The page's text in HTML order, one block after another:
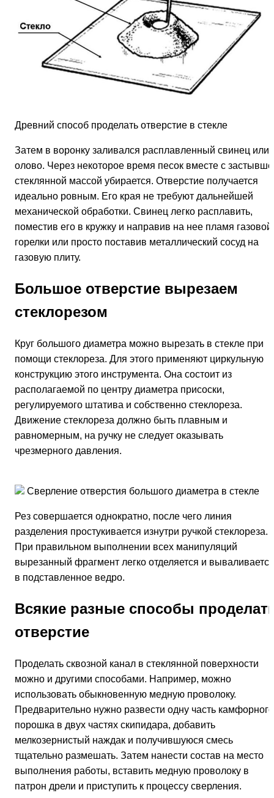
Древний способ проделать отверстие в стекле
Затем в воронку заливался расплавленный свинец или
олово. Через некоторое время песок вместе с
стеклянной массой убирается. Отверстие получается
идеально ровным. Его края не требуют дальнейшей
механической обработки. Свинец легко расплавить,
поместив его в кружку и направив на нее пламя газовой
горелки или просто поставив металлический сосуд на
газовую плиту.
Большое отверстие вырезаем
стеклорезом
Круг большого диаметра можно вырезать в стекле при
помощи стеклореза. Для этого применяют циркульную
конструкцию этого инструмента. Она состоит из
располагаемой по центру диаметра присоски,
регулируемого штатива и собственно стеклореза.
Движение стеклореза должно быть плавным и
равномерным, на ручку не следует оказывать
чрезмерного давления.
Сверление отверстия большого диаметра в стекле
Рез совершается однократно, после чего линия
разделения простукивается изнутри ручкой стеклореза.
При правильном выполнении всех манипуляций
вырезанный фрагмент легко отделяется и вываливается
в подставленное ведро.
Всякие разные способы
отверстие
Проделать сквозной канал в стеклянной поверхности
можно и другими способами. Например, можно
использовать обыкновенную медную проволоку.
Предварительно нужно развести одну часть камфорного
порошка в двух частях скипидара, добавить
мелкозернистый наждак и получившуюся смесь
тщательно размешать. Затем нанести состав на место
выполнения работы, вставить медную проволоку в
патрон дрели и приступить к процессу сверления.